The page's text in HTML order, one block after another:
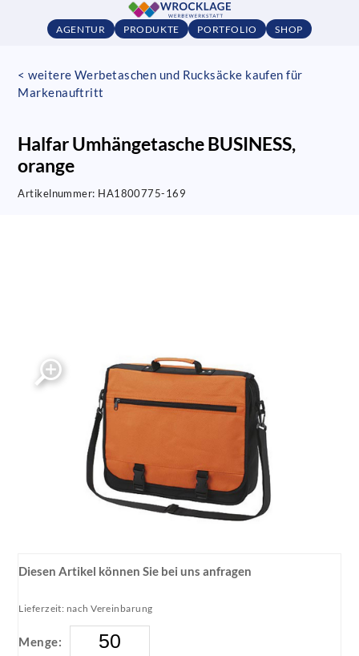
AGENTUR PRODUKTE PORTFOLIO SHOP
< weitere Werbetaschen und Rucksäcke kaufen für
Markenauftritt
Halfar Umhängetasche BUSINESS,
orange
Artikelnummer: HA1800775-169
Diesen Artikel können Sie bei uns anfragen
Lieferzeit: nach Vereinbarung
Menge: